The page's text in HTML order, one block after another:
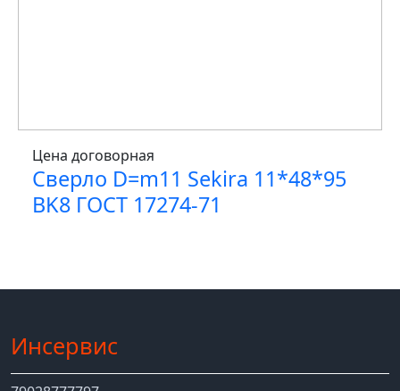
Цена договорная
Сверло D=m11 Sekira 11*48*95
BK8 ГОСТ 17274-71
Инсервис